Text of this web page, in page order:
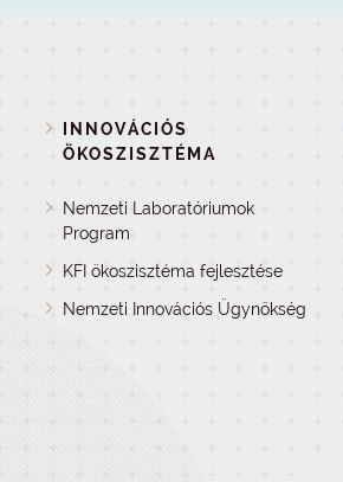
INNOVÁCIÓS
ÖKOSZISZTÉMA
Nemzeti Laboratóriumok
Program
KFI ökoszisztéma fejlesztése
Nemzeti Innovációs Ügynökség